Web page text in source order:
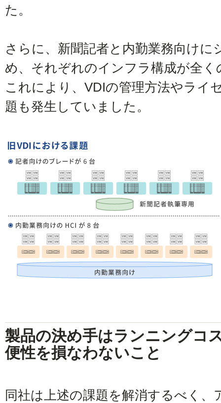
た。
さらに、新聞記者と内勤業務向け
め、それぞれのインフラ構成が全
これにより、VDIの管理方法やライ
題も発生していました。
製品の決め手はランニングコ
便性を損なわないこと
同社は上述の課題を解消するべく